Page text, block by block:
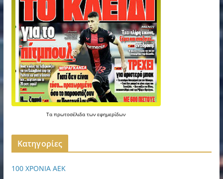
Ταπρωτοσέλιδατωνεφημερίδων
Kατηγορίες
100 ΧΡΟΝΙΑ ΑΕΚ